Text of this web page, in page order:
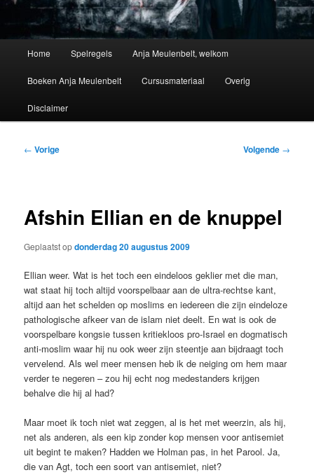
Home Spelregels Anja Meulenbelt, welkom
Boeken Anja Meulenbelt Cursusmateriaal Overig
Disclaimer
Bericht
← Vorige Volgende →
Afshin Ellian en de knuppel
Geplaatst opdonderdag 20 augustus 2009
Ellian weer. Wat is het toch een eindeloos geklier met die man,
wat staat hij toch altijd voorspelbaar aan de ultra-rechtse kant,
altijd aan het schelden op moslims en iedereen die zijn eindeloze
pathologische afkeer van de islam niet deelt. En wat is ook de
voorspelbare kongsie tussen kritiekloos pro-Israel en dogmatisch
anti-moslim waar hij nu ook weer zijn steentje aan bijdraagt toch
vervelend. Als wel meer mensen heb ik de neiging om hem maar
verder te negeren – zou hij echt nog medestanders krijgen
behalve die hij al had?
Maar moet ik toch niet wat zeggen, al is het met weerzin, als hij,
net als anderen, als een kip zonder kop mensen voor antisemiet
uit begint te maken? Hadden we Holman pas, in het Parool. Ja,
die van Agt, toch een soort van antisemiet, niet?